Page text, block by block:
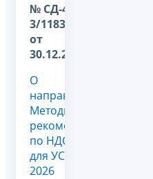
№ СД-4-
3/11836@
от
30.12.2025
О
направлении
Методических
рекомендаций
по НДС
для УСН
2026